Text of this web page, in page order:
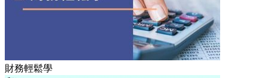
財務輕鬆學